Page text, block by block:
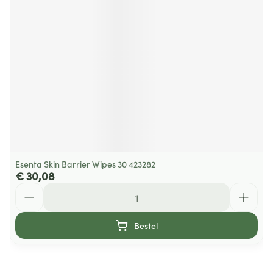
Esenta Skin Barrier Wipes 30 423282
€ 30,08
Bestel